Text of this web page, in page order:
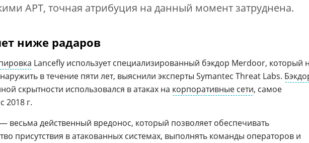
APT, точная атрибуция на данный момент затруднена.
ниже радаров
Lancefly использует специализированный бэкдор Merdoor, который
в течение пяти лет, выяснили эксперты Symantec Threat Labs.
скрытности использовался в атаках на корпоративные сети, самое
2018 г.
весьма действенный вредонос, который позволяет обеспечивать
присутствия в атакованных системах, выполнять команды операторов и